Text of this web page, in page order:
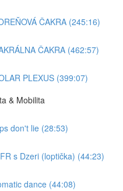
ČAKRA (245:16)
ČAKRA (462:57)
PLEXUS (399:07)
& Mobilita
don't lie (28:53)
s Dzeri (loptička) (44:23)
dance (44:08)